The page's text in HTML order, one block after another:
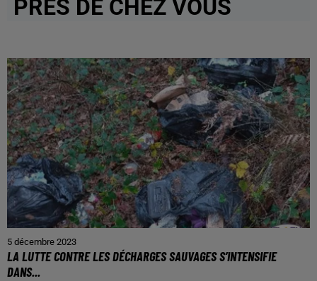
PRÈS DE CHEZ VOUS
5 décembre 2023
LA LUTTE CONTRE LES DÉCHARGES SAUVAGES S’INTENSIFIE
DANS...